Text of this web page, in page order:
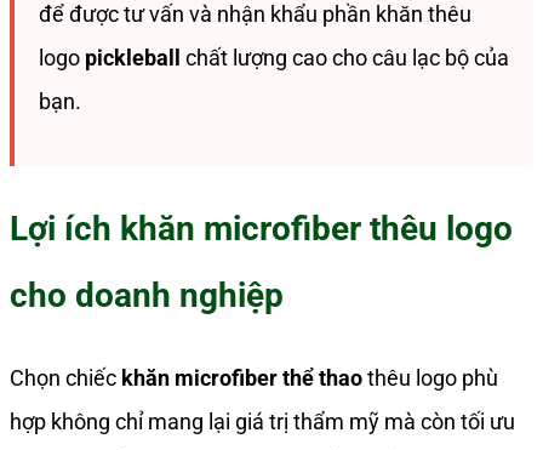
để được tư vấn và nhận khẩu phần khăn thêu
logo pickleball
chất lượng cao cho câu lạc bộ của
bạn.
Lợi ích khăn microfiber thêu logo
cho doanh nghiệp
Chọn chiếc khăn microfiber thể thaothêu logo phù
hợp không chỉ mang lại giá trị thẩm mỹ mà còn tối ưu